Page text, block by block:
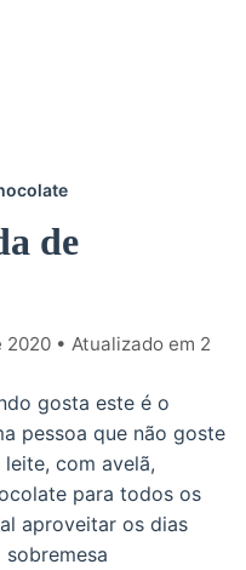
de
2020 • Atualizado em 2
gosta este é o
pessoa que não goste
com avelã,
para todos os
aproveitar os dias